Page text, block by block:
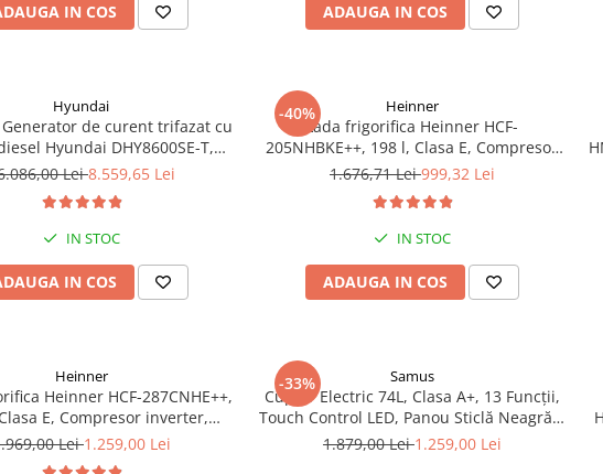
IN COS ADAUGA IN COS
Hyundai
Generator de curent trifazat cu
Hyundai DHY8600SE-T,
12 CP, Putere maxima 7.9
trifazata ATS12-3P
Lei8.559,65 Lei
IN STOC
IN COS
-40% Heinner
Lada frigorifica Heinner HCF-
205NHBKE++, 198 l, Clasa E, Compresor
inverter, Display waterproof, Negru
1.676,71 Lei999,32 Lei
IN STOC
ADAUGA IN COS
Heinner
Heinner HCF-287CNHE++,
E, Compresor inverter,
LED, Functionalitate frigider,
Lei1.259,00 Lei
-33% Samus
Cuptor Electric 74L, Clasa A+, 13 Funcții,
Touch Control LED, Panou Sticlă Neagră –
Grill, Convectie 3D, Autocurățare
1.879,00 Lei1.259,00 Lei